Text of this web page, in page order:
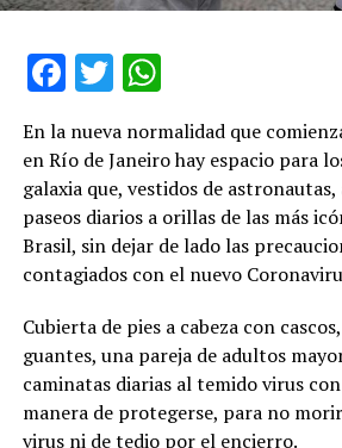
Facebook
TwitterWhatsApp
En la nueva normalidad que
en Río de Janeiro hay espacio para
galaxia que, vestidos de
paseos diarios a orillas de las más
Brasil, sin dejar de lado las
contagiados con el nuevo
Cubierta de pies a cabeza con
guantes, una pareja de adultos
caminatas diarias al temido virus
manera de protegerse, para no
virus ni de tedio por el encierro.